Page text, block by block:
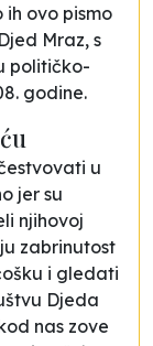
ovo pismo
Mraz, s
političko-
godine.
u
jer su
njihovoj
zabrinutost
i gledati
Djeda
nas zove